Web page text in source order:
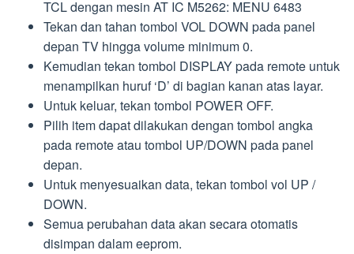
TCL dengan mesin AT IC M5262: MENU 6483
Tekan dan tahan tombol VOL DOWN pada panel
depan TV hingga volume minimum 0.
Kemudian tekan tombol DISPLAY pada remote untuk
menampilkan huruf ‘D’ di bagian kanan atas layar.
Untuk keluar, tekan tombol POWER OFF.
Pilih item dapat dilakukan dengan tombol angka
pada remote atau tombol UP/DOWN pada panel
depan.
Untuk menyesuaikan data, tekan tombol vol UP /
DOWN.
Semua perubahan data akan secara otomatis
disimpan dalam eeprom.